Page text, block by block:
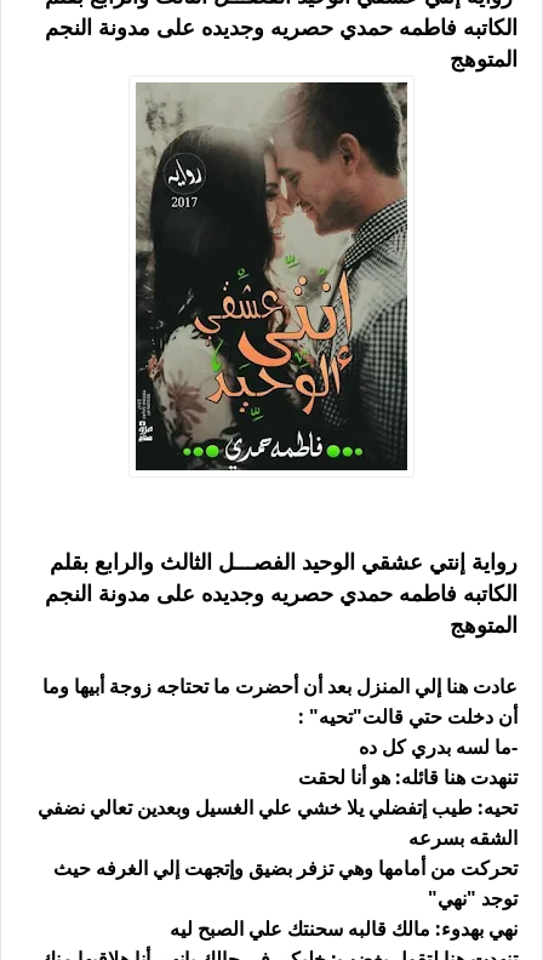
الكاتبه فاطمه حمدي حصريه وجديده على مدونة النجم
المتوهج
رواية إنتي عشقي الوحيد الفصـــل الثالث والرابع بقلم
الكاتبه فاطمه حمدي حصريه وجديده على مدونة النجم
المتوهج
عادت هنا إلي المنزل بعد أن أحضرت ما تحتاجه زوجة أبيها وما
أن دخلت حتي قالت"تحيه" :
-ما لسه بدري كل ده
تنهدت هنا قائله: هو أنا لحقت
تحيه: طيب إتفضلي يلا خشي علي الغسيل وبعدين تعالي نضفي
الشقه بسرعه
تحركت من أمامها وهي تزفر بضيق وإتجهت إلي الغرفه حيث
توجد "نهي"
نهي بهدوء: مالك قالبه سحنتك علي الصبح ليه